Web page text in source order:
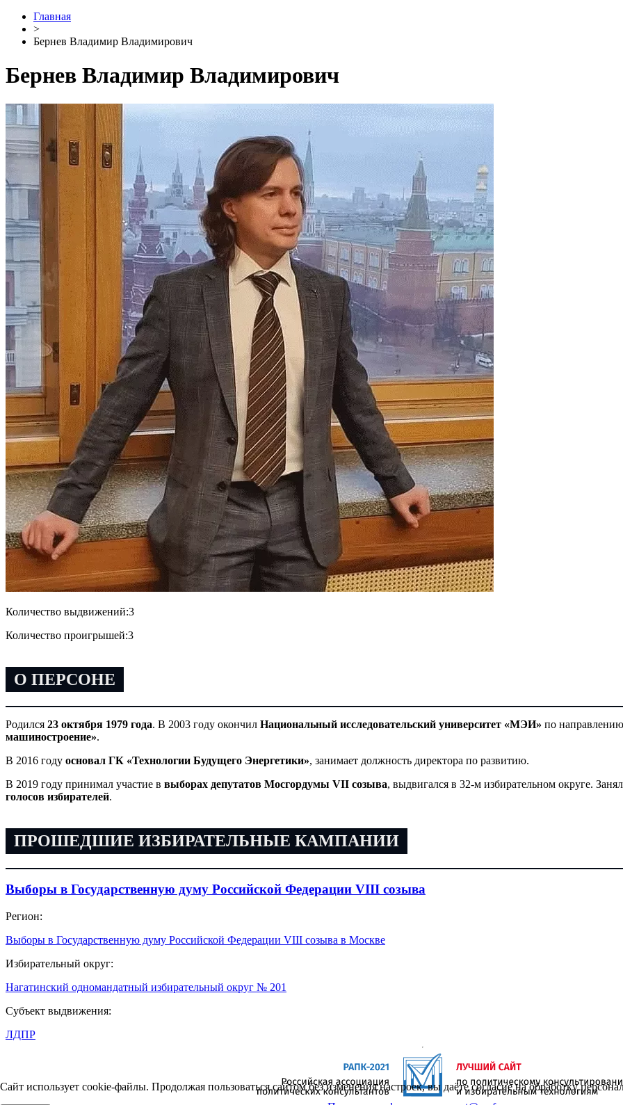
Главная
>
Бернев Владимир Владимирович
Бернев Владимир Владимирович
Количество выдвижений:3
Количество проигрышей:3
О ПЕРСОНЕ
Родился 23 октября 1979 года. В 2003 году окончил Национальный исследовательский университет «МЭИ» по направлению
машиностроение».
В 2016 году основал ГК «Технологии Будущего Энергетики», занимает должность директора по развитию.
В 2019 году принимал участие в выборах депутатов Мосгордумы VII созыва, выдвигался в 32-м избирательном округе. Занял
голосов избирателей.
ПРОШЕДШИЕ ИЗБИРАТЕЛЬНЫЕ КАМПАНИИ
Выборы в Государственную думу Российской Федерации VIII созыва
Регион:
Выборы в Государственную думу Российской Федерации VIII созыва в Москве
Избирательный округ:
Нагатинский одномандатный избирательный округ № 201
Субъект выдвижения:
ЛДПР
Сайт использует cookie-файлы. Продолжая пользоваться сайтом без изменения настроек, вы даёте согласие на обработку